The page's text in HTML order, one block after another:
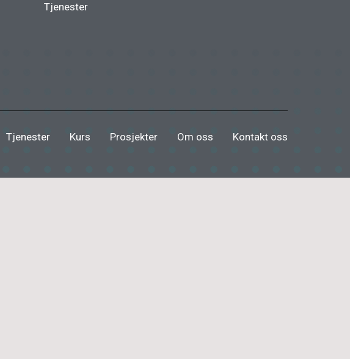
Tjenester
Tjenester Kurs Prosjekter Om oss Kontakt oss